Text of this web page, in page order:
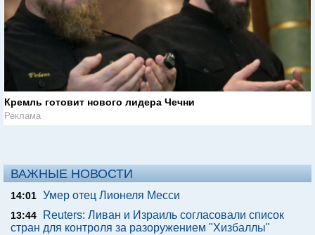
Кремль готовит нового лидера Чечни
Реклама
ВАЖНЫЕ НОВОСТИ
14:01 Умер отец Лионеля Месси
13:44
Reuters: Ливан и Израиль согласовали список
стран для контроля за разоружением "Хизбаллы"